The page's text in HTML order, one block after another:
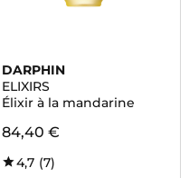
DARPHIN
ELIXIRS
Élixir à la mandarine
84,40 €
4,7 (7)